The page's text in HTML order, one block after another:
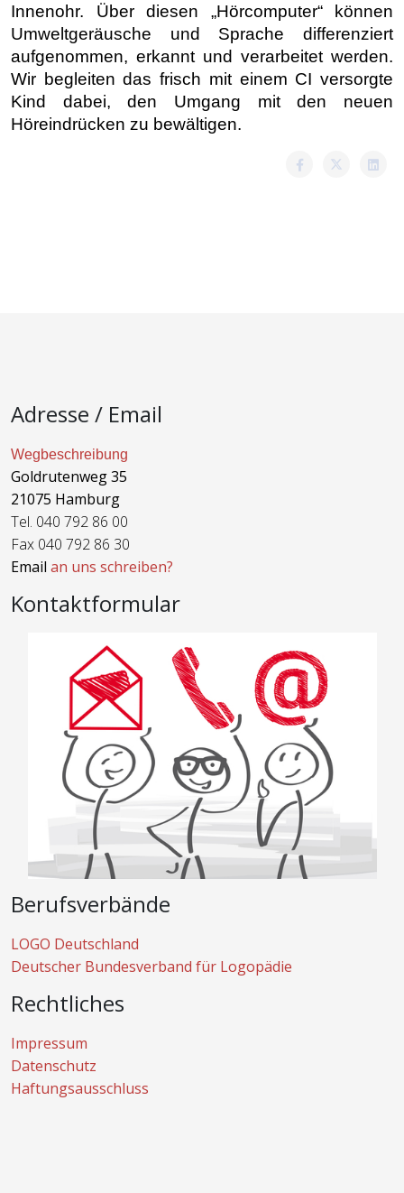
Innenohr. Über diesen „Hörcomputer“ können
Umweltgeräusche und Sprache differenziert
aufgenommen, erkannt und verarbeitet werden.
Wir begleiten das frisch mit einem CI versorgte
Kind dabei, den Umgang mit den neuen
Höreindrücken zu bewältigen.
Adresse / Email
Wegbeschreibung
Goldrutenweg 35
21075 Hamburg
Tel. 040 792 86 00
Fax 040 792 86 30
Email an uns schreiben?
Kontaktformular
Berufsverbände
LOGO Deutschland
Deutscher Bundesverband für Logopädie
Rechtliches
Impressum
Datenschutz
Haftungsausschluss